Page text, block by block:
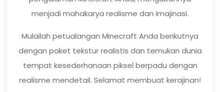
menjadi mahakarya realisme dan imajinasi.
Mulailah petualangan Minecraft Anda berikutnya
dengan paket tekstur realistis dan temukan dunia
tempat kesederhanaan piksel berpadu dengan
realisme mendetail. Selamat membuat kerajinan!